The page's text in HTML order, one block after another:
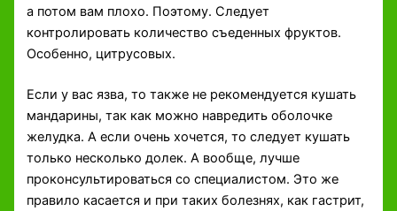
а потом вам плохо. Поэтому. Следует
контролировать количество съеденных фруктов.
Особенно, цитрусовых.
Если у вас язва, то также не рекомендуется кушать
мандарины, так как можно навредить оболочке
желудка. А если очень хочется, то следует кушать
только несколько долек. А вообще, лучше
проконсультироваться со специалистом. Это же
правило касается и при таких болезнях, как гастрит,